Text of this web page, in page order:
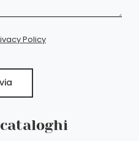
Policy